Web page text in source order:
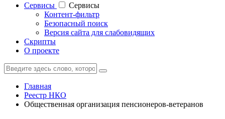
Cервисы
Cервисы
Контент-фильтр
Безопасный поиск
Версия сайта для слабовидящих
Скрипты
О проекте
Главная
Реестр НКО
Общественная организация пенсионеров-ветеранов